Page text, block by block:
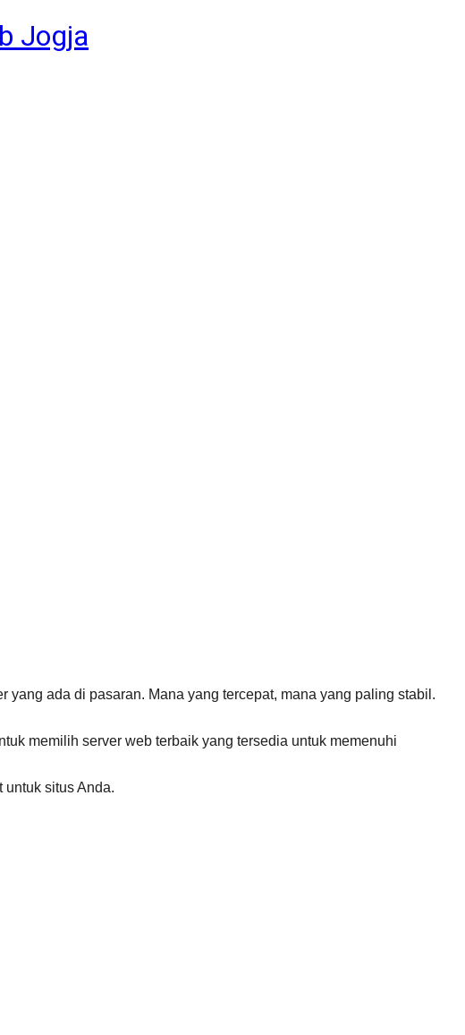
ada di pasaran. Mana yang tercepat, mana yang paling stabil.
memilih server web terbaik yang tersedia untuk memenuhi
untuk situs Anda.